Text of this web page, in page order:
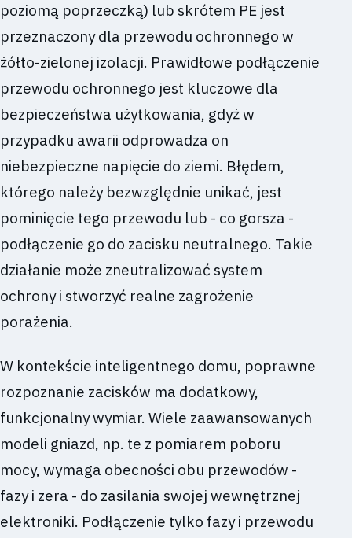
poziomą poprzeczką) lub skrótem PE jest
przeznaczony dla przewodu ochronnego w
żółto-zielonej izolacji. Prawidłowe podłączenie
przewodu ochronnego jest kluczowe dla
bezpieczeństwa użytkowania, gdyż w
przypadku awarii odprowadza on
niebezpieczne napięcie do ziemi. Błędem,
którego należy bezwzględnie unikać, jest
pominięcie tego przewodu lub - co gorsza -
podłączenie go do zacisku neutralnego. Takie
działanie może zneutralizować system
ochrony i stworzyć realne zagrożenie
porażenia.
W kontekście inteligentnego domu, poprawne
rozpoznanie zacisków ma dodatkowy,
funkcjonalny wymiar. Wiele zaawansowanych
modeli gniazd, np. te z pomiarem poboru
mocy, wymaga obecności obu przewodów -
fazy i zera - do zasilania swojej wewnętrznej
elektroniki. Podłączenie tylko fazy i przewodu